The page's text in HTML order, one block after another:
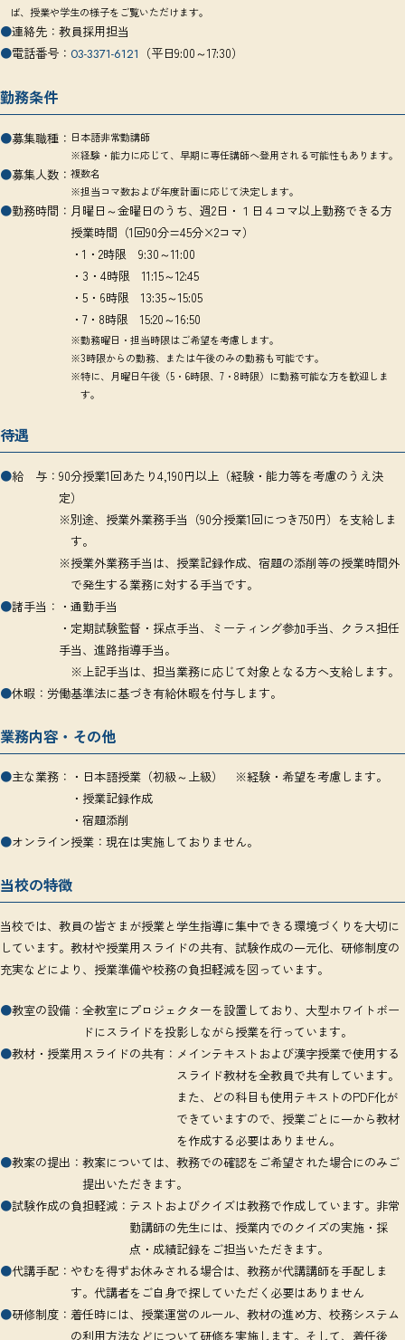
ば、授業や学生の様子をご覧いただけます。
●連絡先： 教員採用担当
●電話番号： 03-3371-6121 （平日9:00～17:30）
勤務条件
●募集職種： 日本語非常勤講師
※経験・能力に応じて、早期に専任講師へ登用される可能性もあります。
●募集人数： 複数名
※担当コマ数および年度計画に応じて決定します。
●勤務時間： 月曜日～金曜日のうち、週2日・１日４コマ以上勤務できる方
授業時間（1回90分=45分×2コマ）
・1・2時限 9:30～11:00
・3・4時限 11:15～12:45
・5・6時限 13:35～15:05
・7・8時限 15:20～16:50
※勤務曜日・担当時限はご希望を考慮します。
※3時限からの勤務、または午後のみの勤務も可能です。
※特に、月曜日午後（5・6時限、7・8時限）に勤務可能な方を歓迎しま
す。
待遇
●給 与： 90分授業1回あたり4,190円以上（経験・能力等を考慮のうえ決
定）
※別途、授業外業務手当（90分授業1回につき750円）を支給しま
す。
※授業外業務手当は、授業記録作成、宿題の添削等の授業時間外
で発生する業務に対する手当です。
●諸手当： ・通勤手当
・定期試験監督・採点手当、ミーティング参加手当、クラス担任
手当、進路指導手当。
※上記手当は、担当業務に応じて対象となる方へ支給します。
●休暇： 労働基準法に基づき有給休暇を付与します。
業務内容・その他
●主な業務： ・日本語授業（初級～上級） ※経験・希望を考慮します。
・授業記録作成
・宿題添削
●オンライン授業： 現在は実施しておりません。
当校の特徴
当校では、教員の皆さまが授業と学生指導に集中できる環境づくりを大切に
しています。教材や授業用スライドの共有、試験作成の一元化、研修制度の
充実などにより、授業準備や校務の負担軽減を図っています。
●教室の設備： 全教室にプロジェクターを設置しており、大型ホワイトボー
ドにスライドを投影しながら授業を行っています。
●教材・授業用スライドの共有： メインテキストおよび漢字授業で使用する
スライド教材を全教員で共有しています。
また、どの科目も使用テキストのPDF化が
できていますので、授業ごとに一から教材
を作成する必要はありません。
●教案の提出： 教案については、教務での確認をご希望された場合にのみご
提出いただきます。
●試験作成の負担軽減： テストおよびクイズは教務で作成しています。非常
勤講師の先生には、授業内でのクイズの実施・採
点・成績記録をご担当いただきます。
●代講手配： やむを得ずお休みされる場合は、教務が代講講師を手配しま
す。代講者をご自身で探していただく必要はありません
●研修制度： 着任時には、授業運営のルール、教材の進め方、校務システム
の利用方法などについて研修を実施します。そして、着任後